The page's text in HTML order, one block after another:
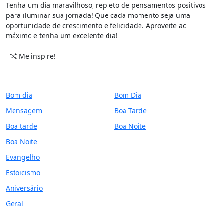
Tenha um dia maravilhoso, repleto de pensamentos positivos
para iluminar sua jornada! Que cada momento seja uma
oportunidade de crescimento e felicidade. Aproveite ao
máximo e tenha um excelente dia!
Me inspire!
Bom dia
Mensagem
Boa tarde
Boa Noite
Evangelho
Estoicismo
Aniversário
Geral
Bom Dia
Boa Tarde
Boa Noite